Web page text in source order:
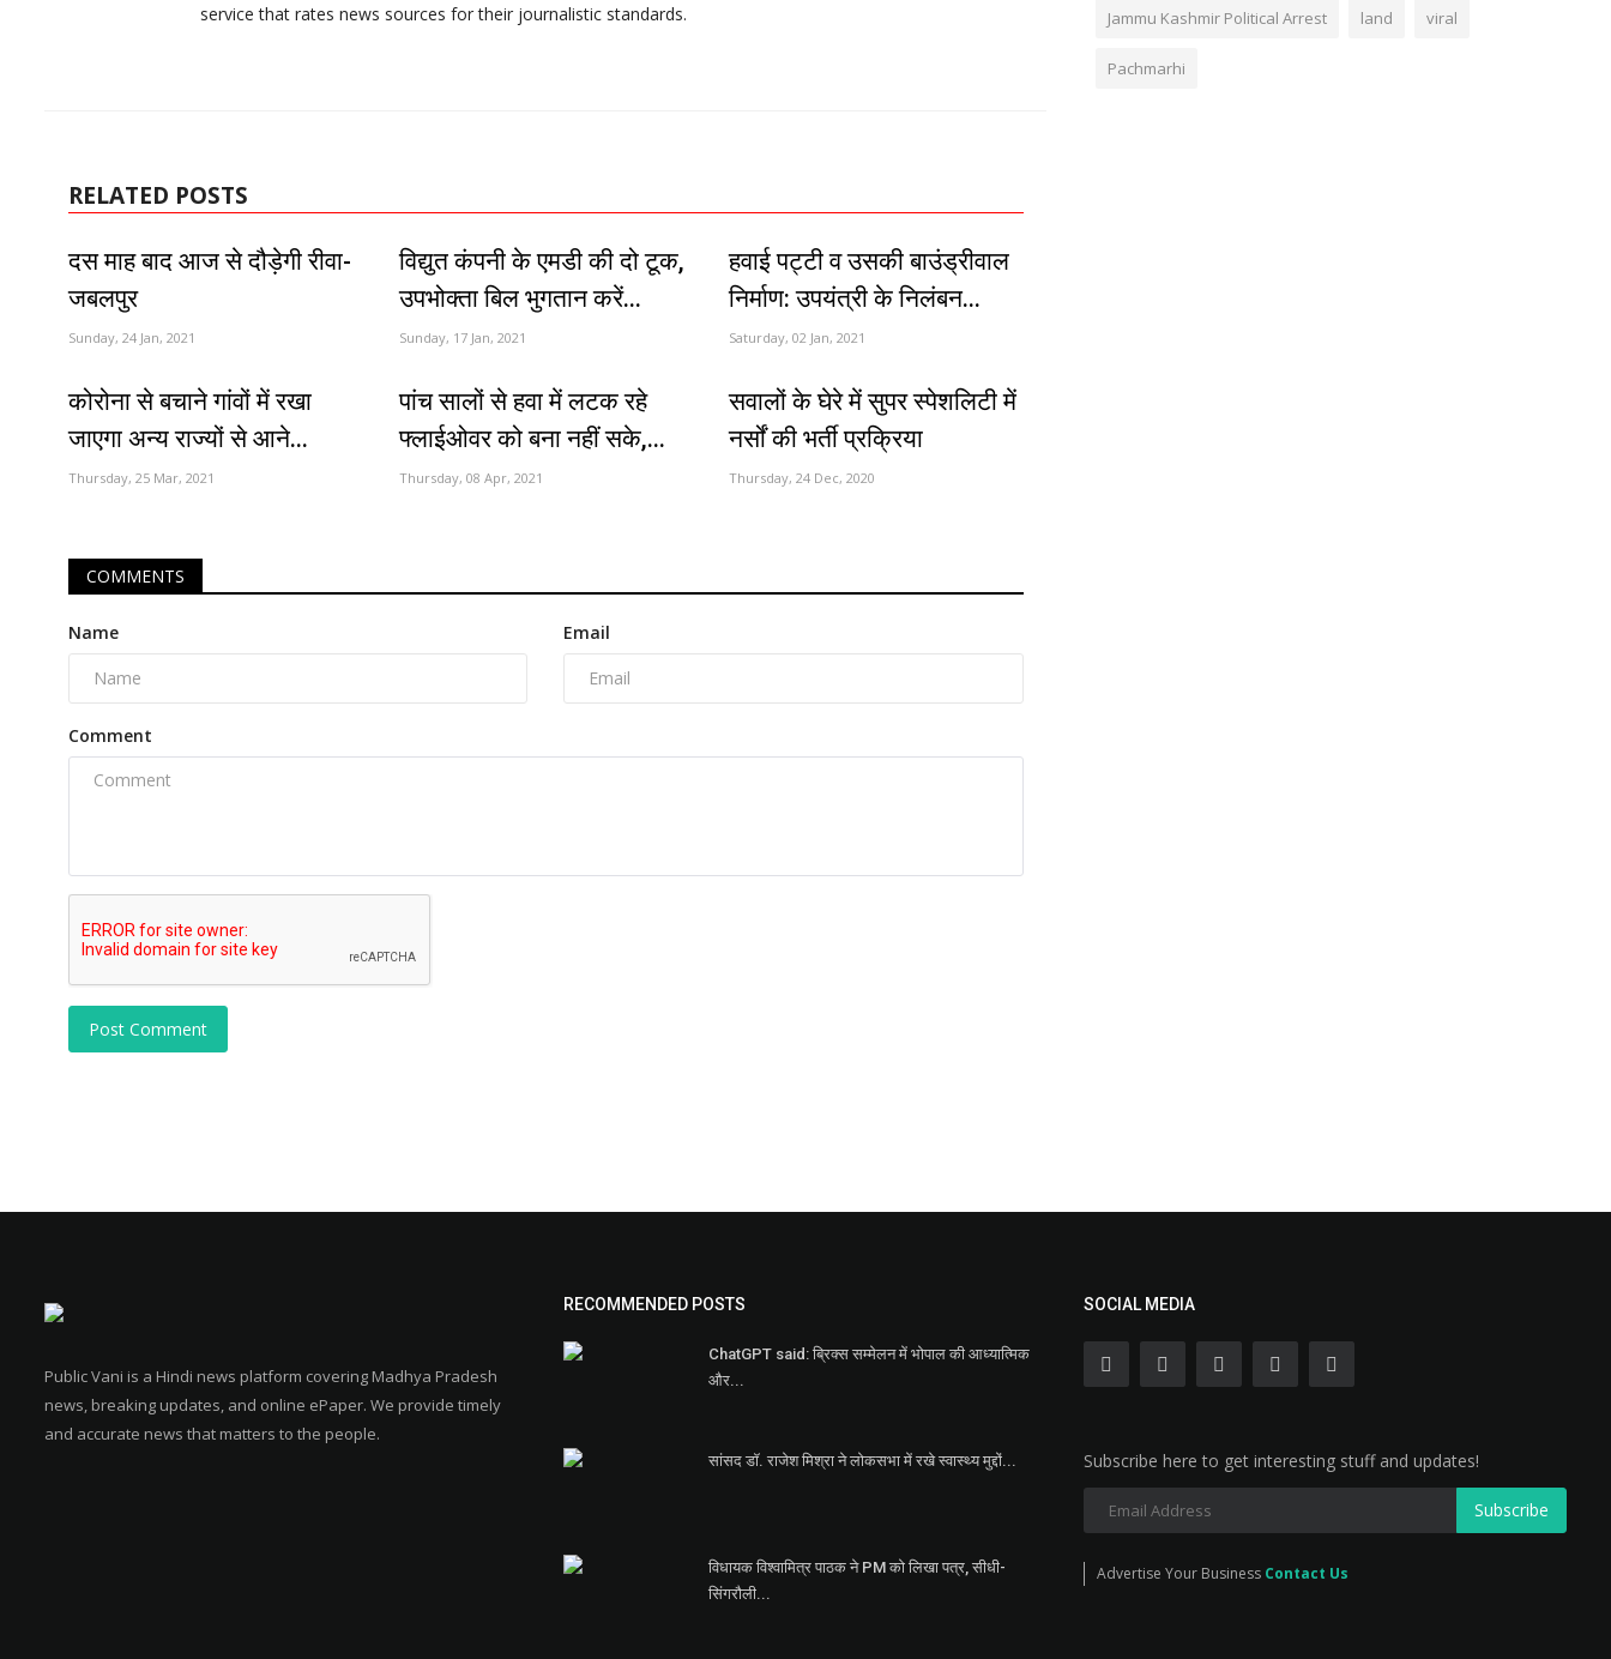
service that rates news sources for their journalistic standards.
RELATED POSTS
दस माह बाद आज से दौड़ेगी रीवा-
जबलपुर
Sunday, 24 Jan, 2021
विद्युत कंपनी के एमडी की दो टूक,
उपभोक्ता बिल भुगतान करें...
Sunday, 17 Jan, 2021
हवाई पट्टी व उसकी बाउंड्रीवाल
निर्माण: उपयंत्री के निलंबन...
Saturday, 02 Jan, 2021
कोरोना से बचाने गांवों में रखा
जाएगा अन्य राज्यों से आने...
Thursday, 25 Mar, 2021
पांच सालों से हवा में लटक रहे
फ्लाईओवर को बना नहीं सके,...
Thursday, 08 Apr, 2021
सवालों के घेरे में सुपर स्पेशलिटी में
नर्सों की भर्ती प्रक्रिया
Thursday, 24 Dec, 2020
COMMENTS
Name Email
Comment
Post Comment
Jammu Kashmir Political Arrest land viral
Pachmarhi
Public Vani is a Hindi news platform covering Madhya Pradesh
news, breaking updates, and online ePaper. We provide timely
and accurate news that matters to the people.
RECOMMENDED POSTS
ChatGPT said: ब्रिक्स सम्मेलन में भोपाल की आध्यात्मिक
और...
सांसद डॉ. राजेश मिश्रा ने लोकसभा में रखे स्वास्थ्य मुद्दों...
विधायक विश्वामित्र पाठक ने PM को लिखा पत्र, सीधी-
सिंगरौली...
SOCIAL MEDIA
Subscribe here to get interesting stuff and updates!
Subscribe
Advertise Your Business Contact Us